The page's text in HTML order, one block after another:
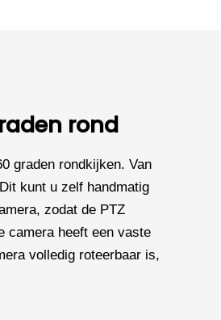
rond
graden rondkijken. Van
kunt u zelf handmatig
zodat de PTZ
camera heeft een vaste
volledig roteerbaar is,